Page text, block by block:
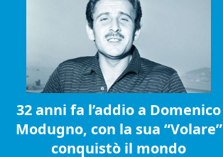
32 anni fa l’addio a Domenico
Modugno, con la sua “Volare”
conquistò il mondo